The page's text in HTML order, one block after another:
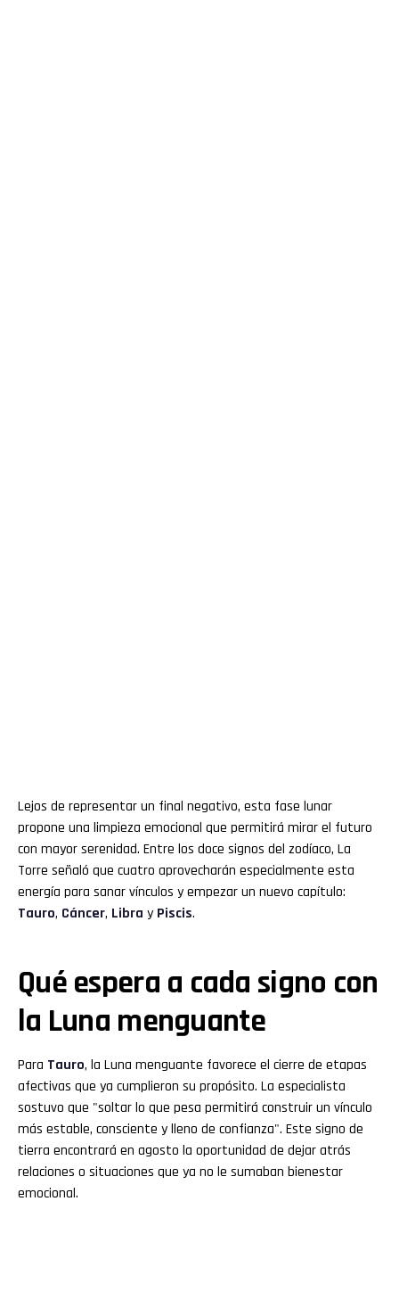
Lejos de representar un final negativo, esta fase lunar
propone una limpieza emocional que permitirá mirar el futuro
con mayor serenidad. Entre los doce signos del zodíaco, La
Torre señaló que cuatro aprovecharán especialmente esta
energía para sanar vínculos y empezar un nuevo capítulo:
Tauro, Cáncer, Libra y Piscis.
Qué espera a cada signo con
la Luna menguante
Para Tauro, la Luna menguante favorece el cierre de etapas
afectivas que ya cumplieron su propósito. La especialista
sostuvo que "soltar lo que pesa permitirá construir un vínculo
más estable, consciente y lleno de confianza". Este signo de
tierra encontrará en agosto la oportunidad de dejar atrás
relaciones o situaciones que ya no le sumaban bienestar
emocional.